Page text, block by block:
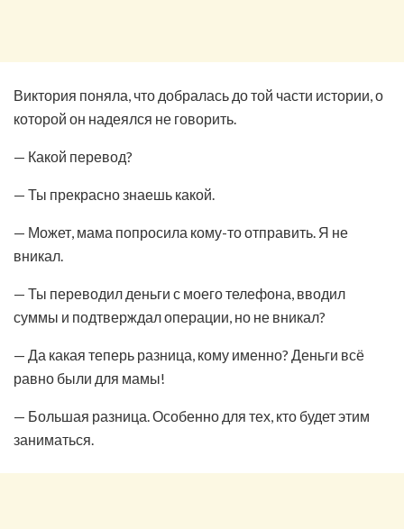
Виктория поняла, что добралась до той части истории, о
которой он надеялся не говорить.
— Какой перевод?
— Ты прекрасно знаешь какой.
— Может, мама попросила кому-то отправить. Я не
вникал.
— Ты переводил деньги с моего телефона, вводил
суммы и подтверждал операции, но не вникал?
— Да какая теперь разница, кому именно? Деньги всё
равно были для мамы!
— Большая разница. Особенно для тех, кто будет этим
заниматься.